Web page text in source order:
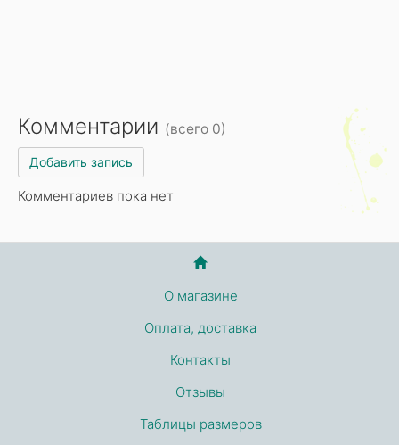
Комментарии (всего 0)
Добавить запись
Комментариев пока нет
О магазине
Оплата, доставка
Контакты
Отзывы
Таблицы размеров